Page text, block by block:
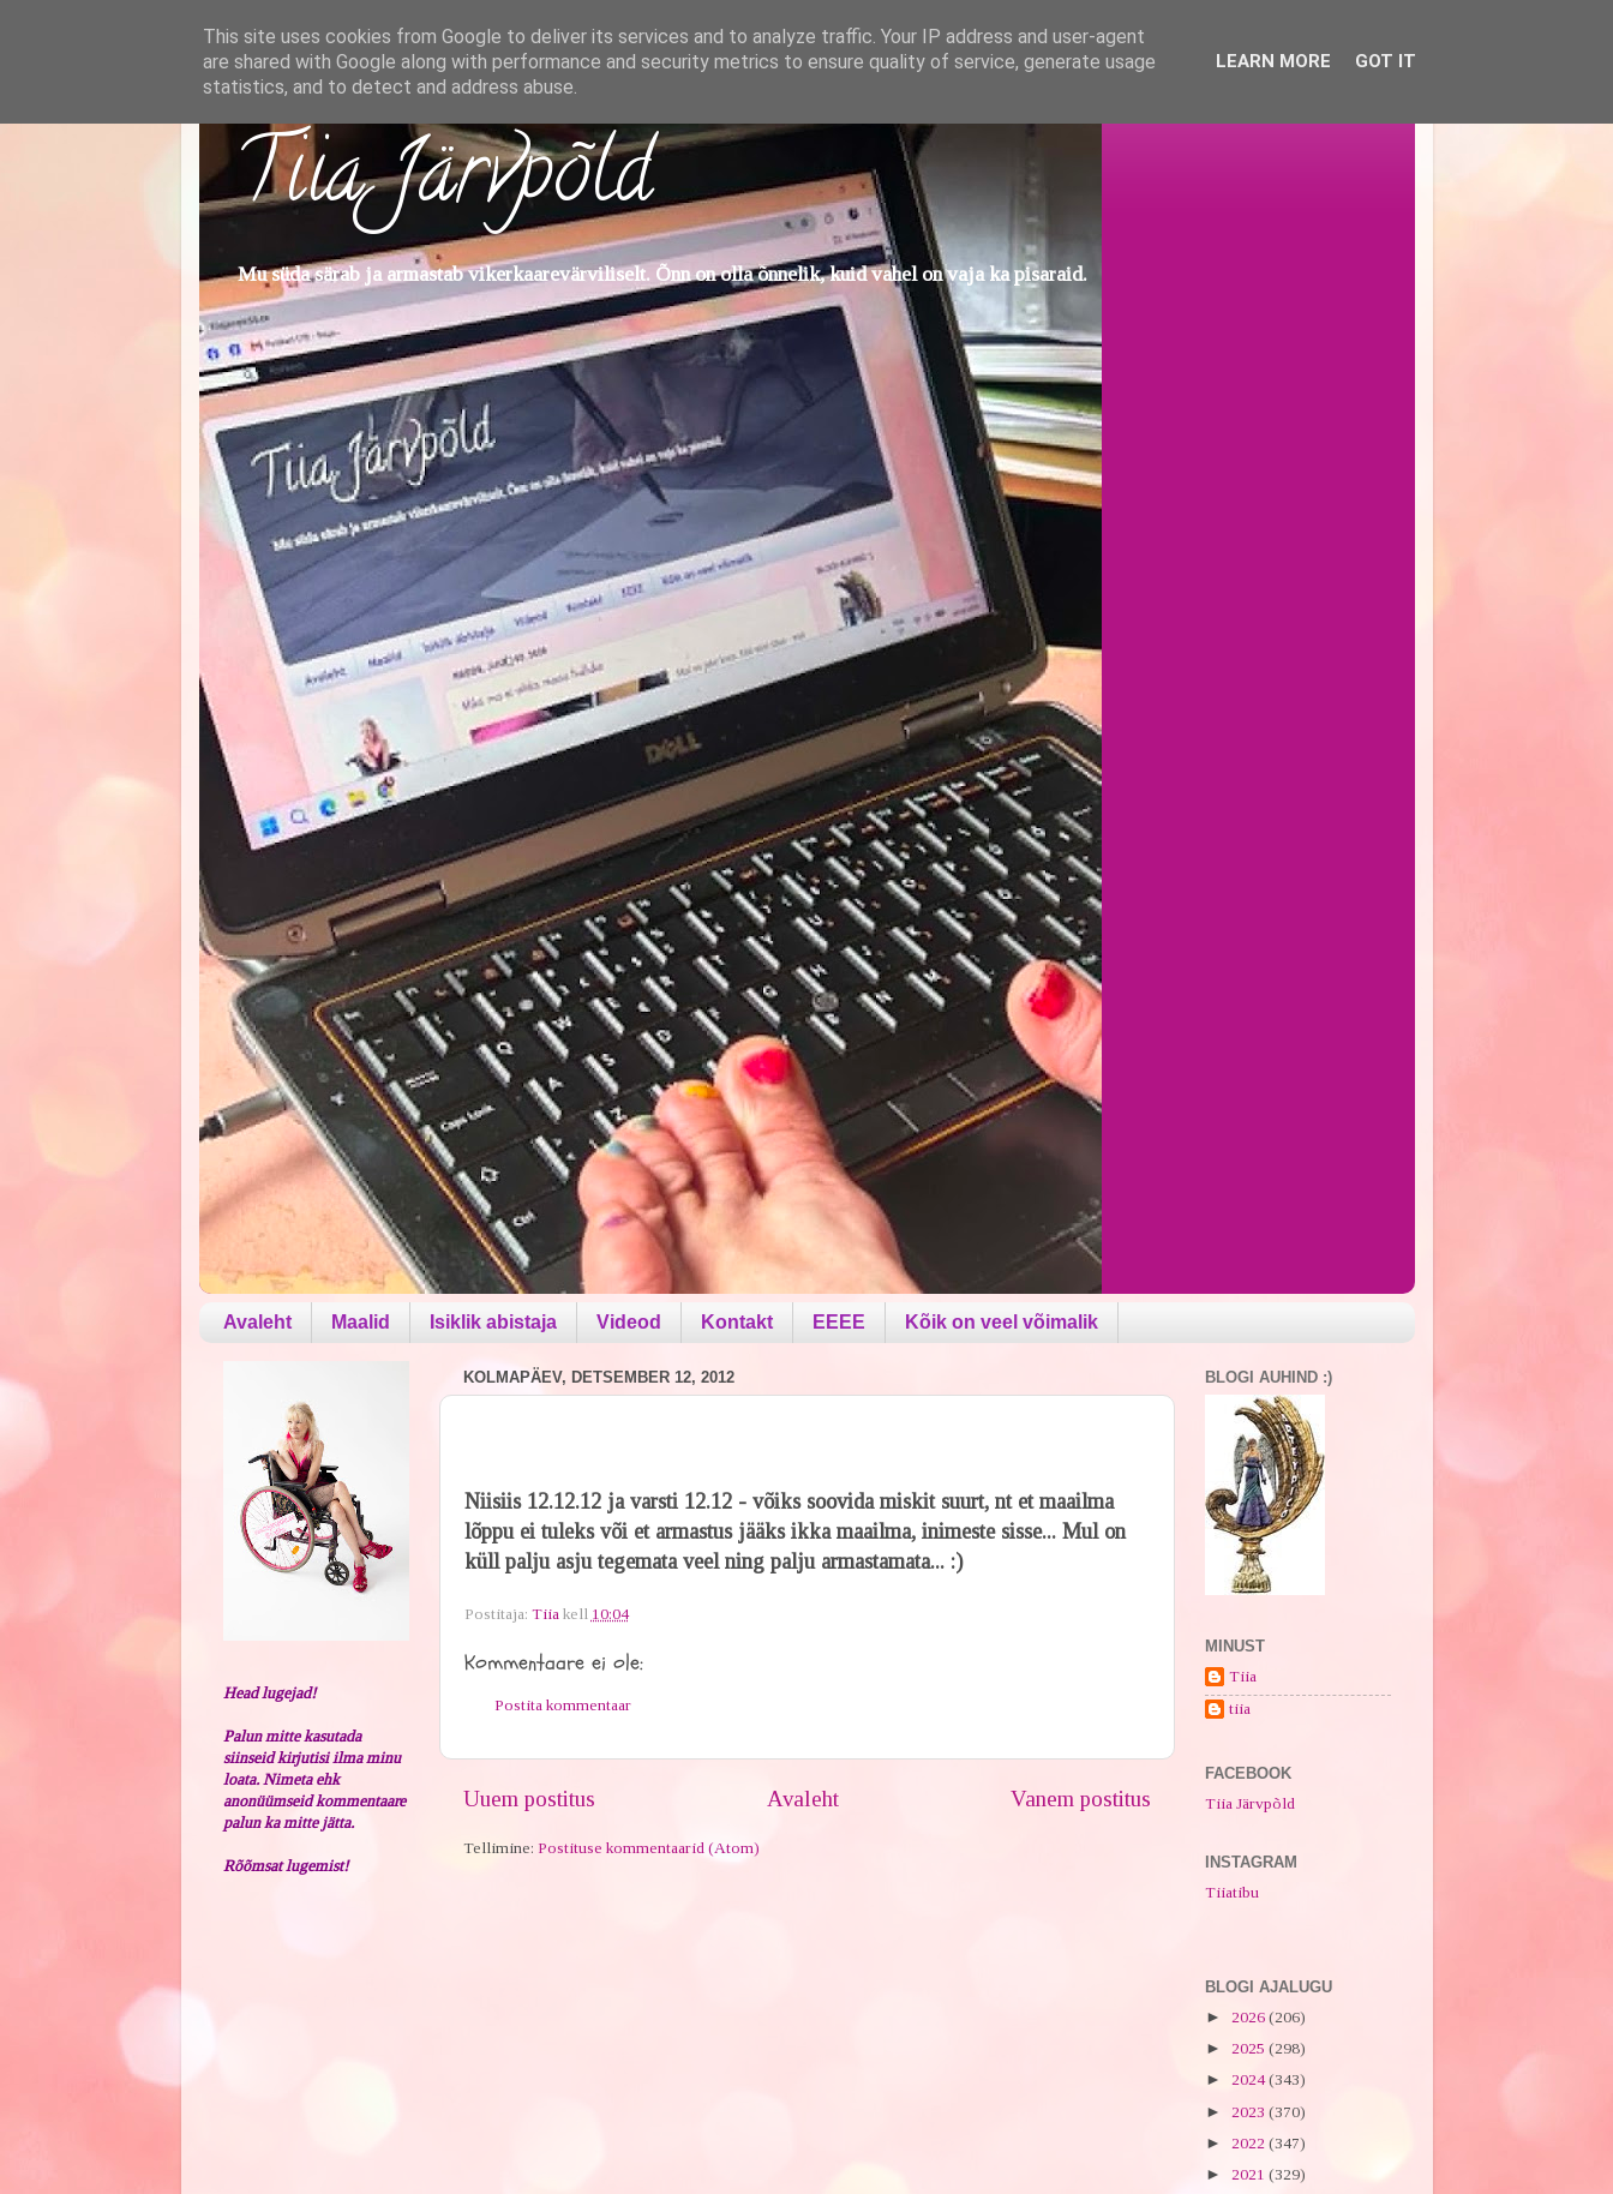
Tiia Järvpõld
Mu süda särab ja armastab vikerkaarevärviliselt. Õnn on olla õnnelik, kuid vahel on vaja ka pisaraid.
Avaleht Maalid Isiklik abistaja Videod Kontakt EEEE Kõik on veel võimalik
KOLMAPÄEV, DETSEMBER 12, 2012
Niisiis 12.12.12 ja varsti 12.12 - võiks soovida miskit suurt, nt et maailma
lõppu ei tuleks või et armastus jääks ikka maailma, inimeste sisse... Mul on
küll palju asju tegemata veel ning palju armastamata... :)
Postitaja: Tiia kell 10:04
Kommentaare ei ole:
Postita kommentaar
Uuem postitus Vanem postitus
Avaleht
Tellimine: Postituse kommentaarid (Atom)
Head lugejad!
Palun mitte kasutada
siinseid kirjutisi ilma minu
loata. Nimeta ehk
anonüümseid kommentaare
palun ka mitte jätta.
Rõõmsat lugemist!
BLOGI AUHIND :)
MINUST
Tiia
tiia
FACEBOOK
Tiia Järvpõld
INSTAGRAM
Tiiatibu
BLOGI AJALUGU
► 2026 (206)
► 2025 (298)
► 2024(343)
► 2023 (370)
► 2022 (347)
► 2021 (329)
This site uses cookies from Google to deliver its services and to analyze traffic. Your IP address and user-agent
are shared with Google along with performance and security metrics to ensure quality of service, generate usage
statistics, and to detect and address abuse.
LEARN MORE GOT IT